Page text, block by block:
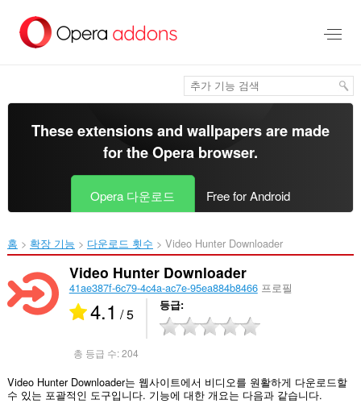
건
These extensions and wallpapers are made
for theOpera browser.
Opera 다운로드 Free for Android
홈 확장 기능 다운로드 횟수 Video Hunter Downloader‎
Video Hunter Downloader
41ae387f-6c79-4c4a-ac7e-95ea884b8466프로필
4.1 / 5 등급
총 등급 수:204
Video Hunter Downloader는 웹사이트에서 비디오를 원활하게 다운로드할
수 있는 포괄적인 도구입니다. 기능에 대한 개요는 다음과 같습니다.